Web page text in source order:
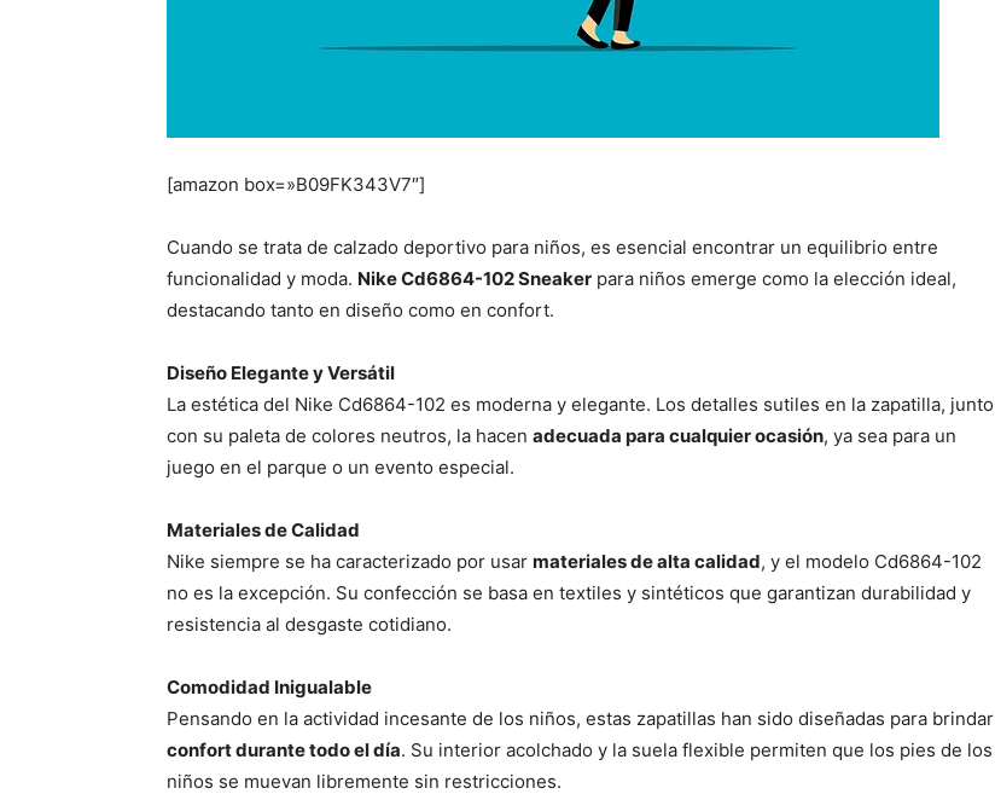
[amazon box=»B09FK343V7″]
Cuando se trata de calzado deportivo para niños, es esencial encontrar un equilibrio entre
funcionalidad y moda. Nike Cd6864-102 Sneaker para niños emerge como la elección ideal,
destacando tanto en diseño como en confort.
Diseño Elegante y Versátil
La estética del Nike Cd6864-102 es moderna y elegante. Los detalles sutiles en la zapatilla, junto
con su paleta de colores neutros, la hacen adecuada para cualquier ocasión, ya sea para un
juego en el parque o un evento especial.
Materiales de Calidad
Nike siempre se ha caracterizado por usar materiales de alta calidad, y el modelo Cd6864-102
no es la excepción. Su confección se basa en textiles y sintéticos que garantizan durabilidad y
resistencia al desgaste cotidiano.
Comodidad Inigualable
Pensando en la actividad incesante de los niños, estas zapatillas han sido diseñadas para brindar
confort durante todo el día. Su interior acolchado y la suela flexible permiten que los pies de los
niños se muevan libremente sin restricciones.